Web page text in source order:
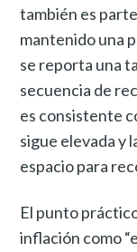
también es
mantenido una
se reporta una
secuencia de
es consistente
sigue elevada y
espacio para
El punto
inflación como